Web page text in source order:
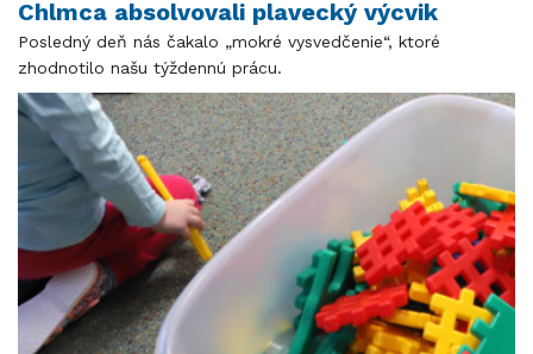
Chlmca absolvovali plavecký výcvik
Posledný deň nás čakalo „mokré vysvedčenie“, ktoré
zhodnotilo našu týždennú prácu.